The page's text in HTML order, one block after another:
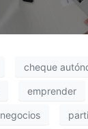
cheque
emprender
negocios